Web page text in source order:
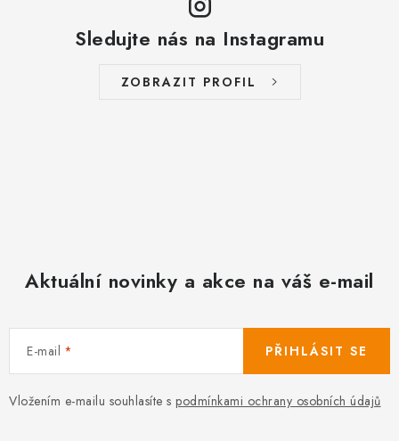
Sledujte nás na Instagramu
ZOBRAZIT PROFIL
Aktuální novinky a akce na váš e-mail
E-mail
Vložením e-mailu souhlasíte s podmínkami ochrany osobních údajů
PŘIHLÁSIT SE